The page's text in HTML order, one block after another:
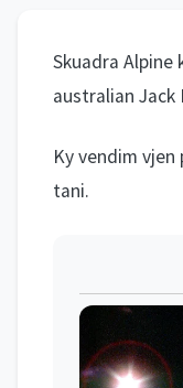
Skuadra
australian Jack
Ky vendim
tani.